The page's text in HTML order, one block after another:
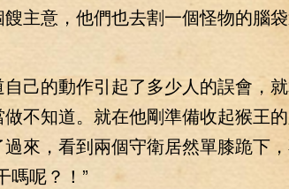
主意，他們也去割一個怪物的腦
的動作引起了多少人的誤會，
不知道。就在他剛準備收起猴王
來，看到兩個守衛居然單膝跪下，
嗎呢？！”